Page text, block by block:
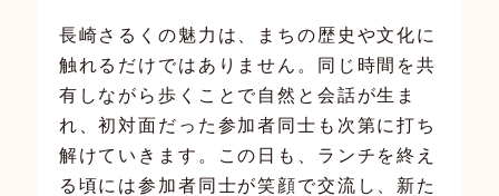
長崎さるくの魅力は、まちの歴史や文化に
触れるだけではありません。同じ時間を共
有しながら歩くことで自然と会話が生ま
れ、初対面だった参加者同士も次第に打ち
解けていきます。この日も、ランチを終え
る頃には参加者同士が笑顔で交流し、新た